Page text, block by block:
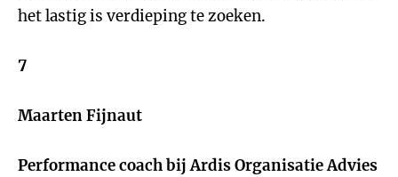
het lastig is verdieping te zoeken.
7
Maarten Fijnaut
Performance coach bij Ardis Organisatie Advies